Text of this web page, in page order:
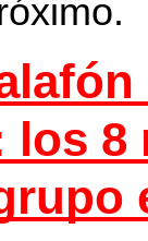
los